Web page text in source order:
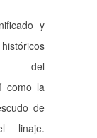
y
del
como la
de
linaje.